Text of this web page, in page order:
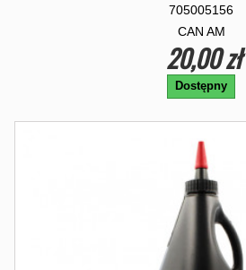
705005156
CAN AM
20,00 zł
Dostępny